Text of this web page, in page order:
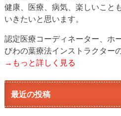
健康、医療、病気、楽しいこと
いきたいと思います。
認定医療コーディネーター、ホ
びわの葉療法インストラクター
→もっと詳しく見る
最近の投稿